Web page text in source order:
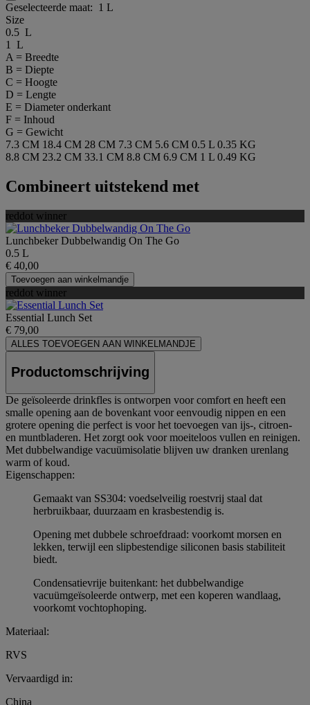
Geselecteerde maat: 1 L
Size
0.5 L
1 L
A = Breedte
B = Diepte
C = Hoogte
D = Lengte
E = Diameter onderkant
F = Inhoud
G = Gewicht
7.3 CM 18.4 CM 28 CM 7.3 CM 5.6 CM 0.5 L 0.35 KG
8.8 CM 23.2 CM 33.1 CM 8.8 CM 6.9 CM 1 L 0.49 KG
Combineert uitstekend met
reddot winner
Lunchbeker Dubbelwandig On The Go
0.5 L
€ 40,00
Toevoegen aan winkelmandje
reddot winner
Essential Lunch Set
€ 79,00
ALLES TOEVOEGEN AAN WINKELMANDJE
Productomschrijving
De geïsoleerde drinkfles is ontworpen voor comfort en heeft een
smalle opening aan de bovenkant voor eenvoudig nippen en een
grotere opening die perfect is voor het toevoegen van ijs-, citroen-
en muntbladeren. Het zorgt ook voor moeiteloos vullen en reinigen.
Met dubbelwandige vacuümisolatie blijven uw dranken urenlang
warm of koud.
Eigenschappen:
Gemaakt van SS304: voedselveilig roestvrij staal dat
herbruikbaar, duurzaam en krasbestendig is.
Opening met dubbele schroefdraad: voorkomt morsen en
lekken, terwijl een slipbestendige siliconen basis stabiliteit
biedt.
Condensatievrije buitenkant: het dubbelwandige
vacuümgeïsoleerde ontwerp, met een koperen wandlaag,
voorkomt vochtophoping.
Materiaal:
RVS
Vervaardigd in:
China